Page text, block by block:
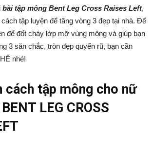
bài tập mông Bent Leg Cross Raises Left,
tập luyện để tăng vòng 3 đẹp tại nhà. Để
để đốt cháy lớp mỡ vùng mông và giúp bạn
3 săn chắc, tròn đẹp quyến rũ, bạn cần
nhé!
cách tập mông cho nữ
LEG CROSS